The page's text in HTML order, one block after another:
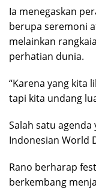
Ia menegaskan
berupa seremoni
melainkan
perhatian dunia.
“Karena yang kita
tapi kita undang
Salah satu
Indonesian World
Rano berharap
berkembang